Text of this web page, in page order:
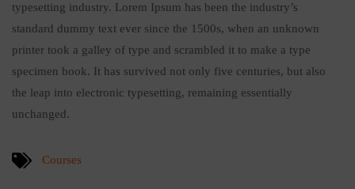
typesetting industry. Lorem Ipsum has been the industry’s
standard dummy text ever since the 1500s, when an unknown
printer took a galley of type and scrambled it to make a type
specimen book. It has survived not only five centuries, but also
the leap into electronic typesetting, remaining essentially
unchanged.
Courses